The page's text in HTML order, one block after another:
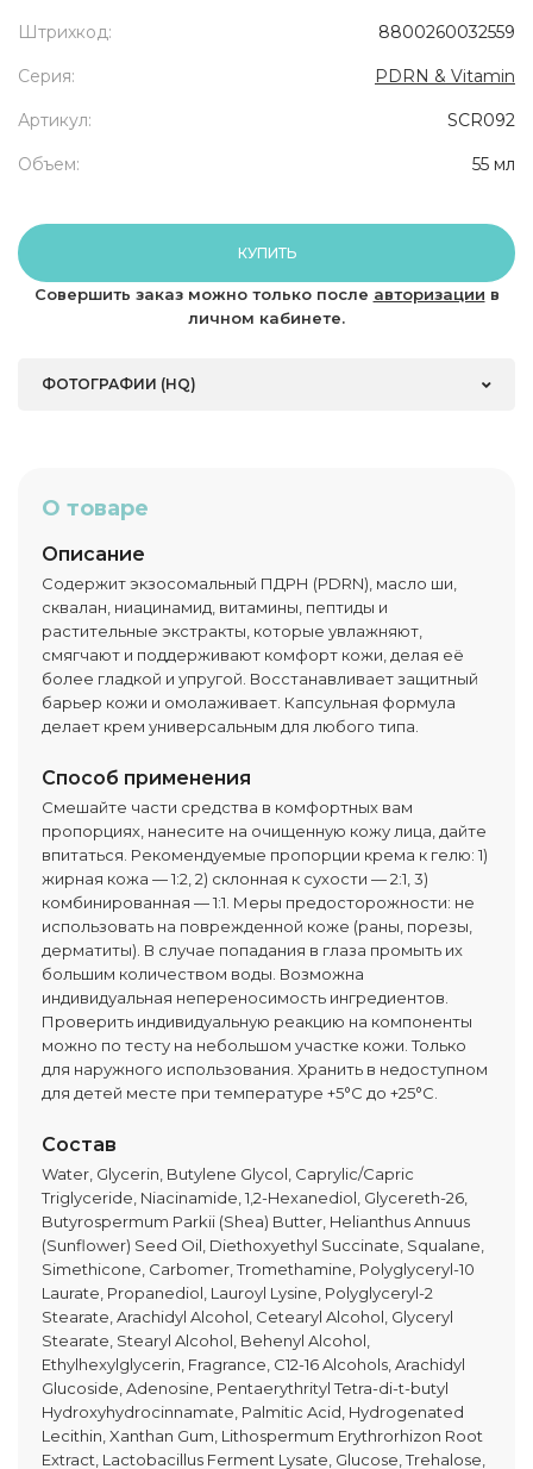
Штрихкод: 8800260032559
Серия: PDRN & Vitamin
Артикул: SCR092
Объем: 55 мл
КУПИТЬ
Совершить заказ можно только после авторизации в
личном кабинете.
ФОТОГРАФИИ (HQ)
О товаре
Описание
Содержит экзосомальный ПДРН (PDRN), масло ши,
сквалан, ниацинамид, витамины, пептиды и
растительные экстракты, которые увлажняют,
смягчают и поддерживают комфорт кожи, делая её
более гладкой и упругой. Восстанавливает защитный
барьер кожи и омолаживает. Капсульная формула
делает крем универсальным для любого типа.
Способ применения
Смешайте части средства в комфортных вам
пропорциях, нанесите на очищенную кожу лица, дайте
впитаться. Рекомендуемые пропорции крема к гелю: 1)
жирная кожа — 1:2, 2) склонная к сухости — 2:1, 3)
комбинированная — 1:1. Меры предосторожности: не
использовать на поврежденной коже (раны, порезы,
дерматиты). В случае попадания в глаза промыть их
большим количеством воды. Возможна
индивидуальная непереносимость ингредиентов.
Проверить индивидуальную реакцию на компоненты
можно по тесту на небольшом участке кожи. Только
для наружного использования. Хранить в недоступном
для детей месте при температуре +5°C до +25°C.
Состав
Water, Glycerin, Butylene Glycol, Caprylic/Capric
Triglyceride, Niacinamide, 1,2-Hexanediol, Glycereth-26,
Butyrospermum Parkii (Shea) Butter, Helianthus Annuus
(Sunflower) Seed Oil, Diethoxyethyl Succinate, Squalane,
Simethicone, Carbomer, Tromethamine, Polyglyceryl-10
Laurate, Propanediol, Lauroyl Lysine, Polyglyceryl-2
Stearate, Arachidyl Alcohol, Cetearyl Alcohol, Glyceryl
Stearate, Stearyl Alcohol, Behenyl Alcohol,
Ethylhexylglycerin, Fragrance, C12-16 Alcohols, Arachidyl
Glucoside, Adenosine, Pentaerythrityl Tetra-di-t-butyl
Hydroxyhydrocinnamate, Palmitic Acid, Hydrogenated
Lecithin, Xanthan Gum, Lithospermum Erythrorhizon Root
Extract, Lactobacillus Ferment Lysate, Glucose, Trehalose,